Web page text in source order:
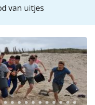
van uitjes